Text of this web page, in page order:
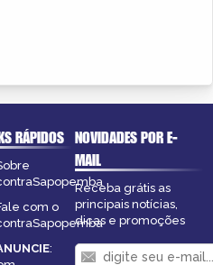
RÁPIDOS
com o
:
NOVIDADES POR E-
MAIL
Receba grátis as
principais notícias,
dicas e promoções